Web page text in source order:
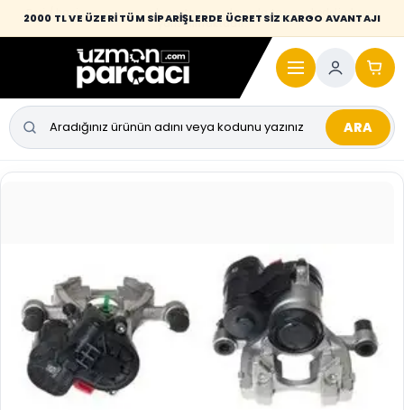
2000 TL VE ÜZERİ TÜM SİPARİŞLERDE ÜCRETSİZ KARGO AVANTAJI
Desi / hacim sınırını aşan kaporta parçalarında taşıma bedeli alıcıya
yansıtılmaktadır.
ARA